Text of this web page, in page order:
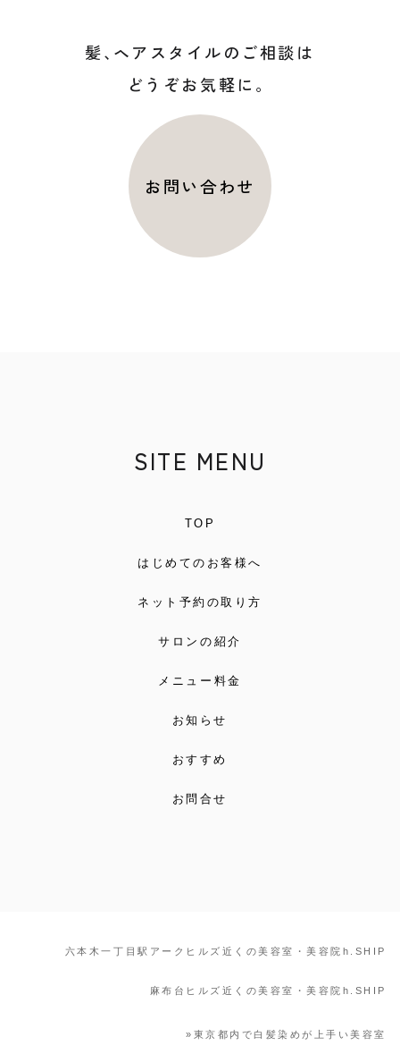
髪、 ヘアスタイルのご相談は
どうぞお気軽に。
お問い合わせ
SITE MENU
TOP
はじめてのお客様へ
ネット予約の取り方
サロンの紹介
メニュー料金
お知らせ
おすすめ
お問合せ
六本木一丁目駅アークヒルズ近くの美容室・美容院h.SHIP
麻布台ヒルズ近くの美容室・美容院h.SHIP
» 東京都内で白髪染めが上手い美容室